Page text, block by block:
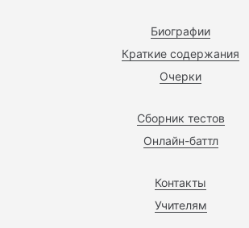
Биографии
Краткие содержания
Очерки
Сборник тестов
Онлайн-баттл
Контакты
Учителям